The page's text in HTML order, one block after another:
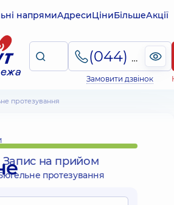
напрямиАдресиЦіниБільшеАкції
(044) 495-2-888
Замовити дзвінок
протезування
Запис на прийом
протезування